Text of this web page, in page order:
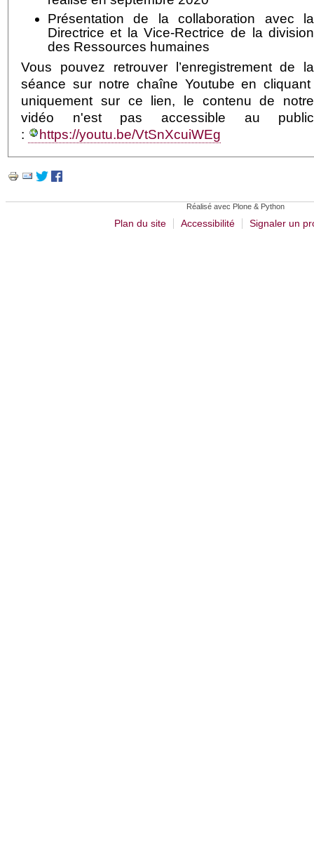
Présentation de la collaboration avec la
Directrice et la Vice-Rectrice de la division
des Ressources humaines
Vous pouvez retrouver l’enregistrement de la
séance sur notre chaîne Youtube en cliquant
uniquement sur ce lien, le contenu de notre
vidéo n'est pas accessible au public
:
https://youtu.be/VtSnXcuiWEg
Actions
le
Réalisé avec Plone & Python
Plan du site Accessibilité Signaler un